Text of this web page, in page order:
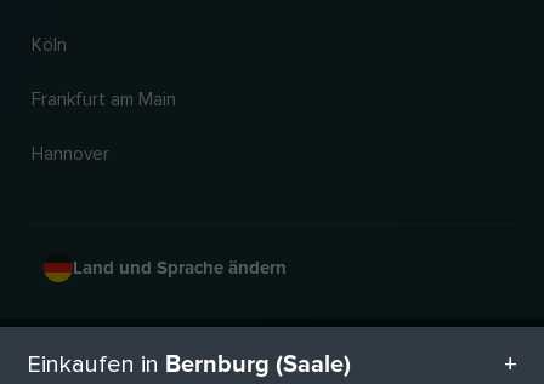
Köln
Frankfurt am Main
Hannover
Land und Sprache ändern
Eigentum der jeweiligen Inhaber. Alle Angaben ohne Gewähr. Stand 08.08.2026
01:22:27
Einkaufen in Bernburg (Saale)